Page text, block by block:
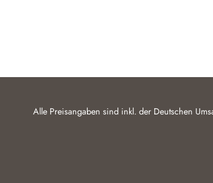
Alle Preisangaben sind inkl. der Deutschen